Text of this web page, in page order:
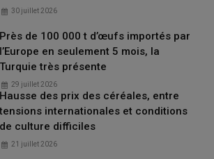
30 juillet 2026
Près de 100 000 t d’œufs importés par
l’Europe en seulement 5 mois, la
Turquie très présente
29 juillet 2026
Hausse des prix des céréales, entre
tensions internationales et conditions
de culture difficiles
21 juillet 2026